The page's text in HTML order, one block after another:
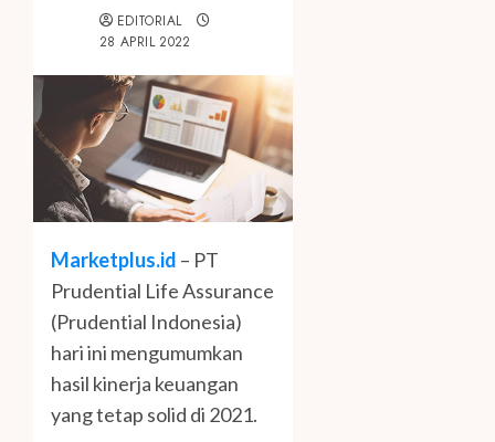
EDITORIAL
28 APRIL 2022
Marketplus.id – PT
Prudential Life Assurance
(Prudential Indonesia)
hari ini mengumumkan
hasil kinerja keuangan
yang tetap solid di 2021.